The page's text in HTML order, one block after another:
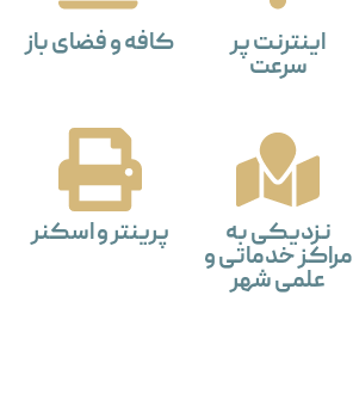
اینترنت پر
سرعت
کافه و فضای باز
نزدیکی به
مراکز خدماتی و
علمی شهر
پرینتر و اسکنر